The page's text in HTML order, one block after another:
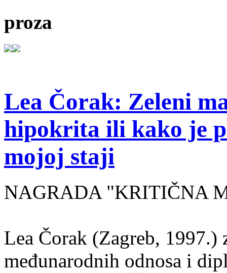
proza
Lea Čorak: Zeleni
hipokrita ili kako je
mojoj staji
NAGRADA "KRITIČNA
Lea Čorak (Zagreb,
međunarodnih odnosa i